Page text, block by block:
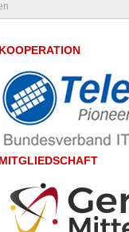
KOOPERATION
MITGLIEDSCHAFT